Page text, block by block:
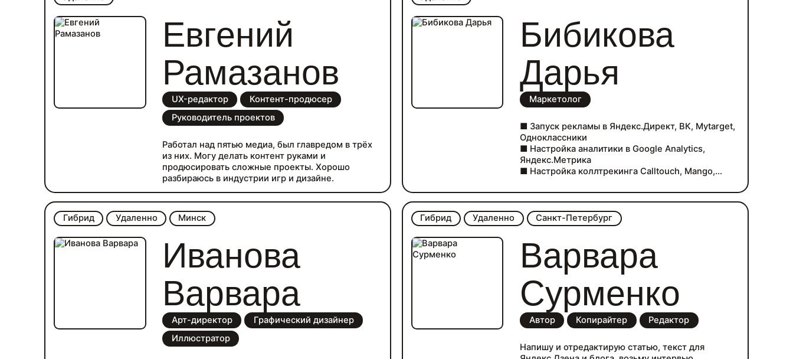
Евгений
Рамазанов
UX-редактор
Контент-продюсер
Руководитель проектов
Работал над пятью медиа, был главредом в трёх
из них. Могу делать контент руками и
продюсировать сложные проекты. Хорошо
разбираюсь в индустрии игр и дизайне.
Бибикова
Дарья
Маркетолог
■ Запуск рекламы в Яндекс.Директ, ВК, Mytarget,
Одноклассники
■ Настройка аналитики в Google Analytics,
Яндекс.Метрика
■ Настройка коллтрекинга Calltouch, Mango,
■ Работа с системами сквозной аналитики Roistat,
Alytics
Гибрид
Удаленно Минск
Иванова
Варвара
Арт-директор
Графический дизайнер
Иллюстратор
Гибрид Удаленно Санкт-Петербург
Варвара
Сурменко
Автор Копирайтер Редактор
Напишу и отредактирую статью, текст для